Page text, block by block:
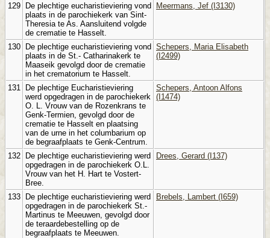
129
De plechtige eucharistieviering vond
plaats in de parochiekerk van Sint-
Theresia te As. Aansluitend volgde
de crematie te Hasselt.
Meermans, Jef (I3130)
130
De plechtige eucharistieviering vond
plaats in de St.- Catharinakerk te
Maaseik gevolgd door de crematie
in het crematorium te Hasselt.
Schepers, Maria Elisabeth
(I2499)
131
De plechtige Eucharistieviering
werd opgedragen in de parochiekerk
O. L. Vrouw van de Rozenkrans te
Genk-Termien, gevolgd door de
crematie te Hasselt en plaatsing
van de urne in het columbarium op
de begraafplaats te Genk-Centrum.
Schepers, Antoon Alfons
(I1474)
132
De plechtige eucharistieviering werd
opgedragen in de parochiekerk O.L.
Vrouw van het H. Hart te Vostert-
Bree.
Drees, Gerard (I137)
133
De plechtige eucharistieviering werd
opgedragen in de parochiekerk St.-
Martinus te Meeuwen, gevolgd door
de teraardebestelling op de
begraafplaats te Meeuwen.
Brebels, Lambert (I659)